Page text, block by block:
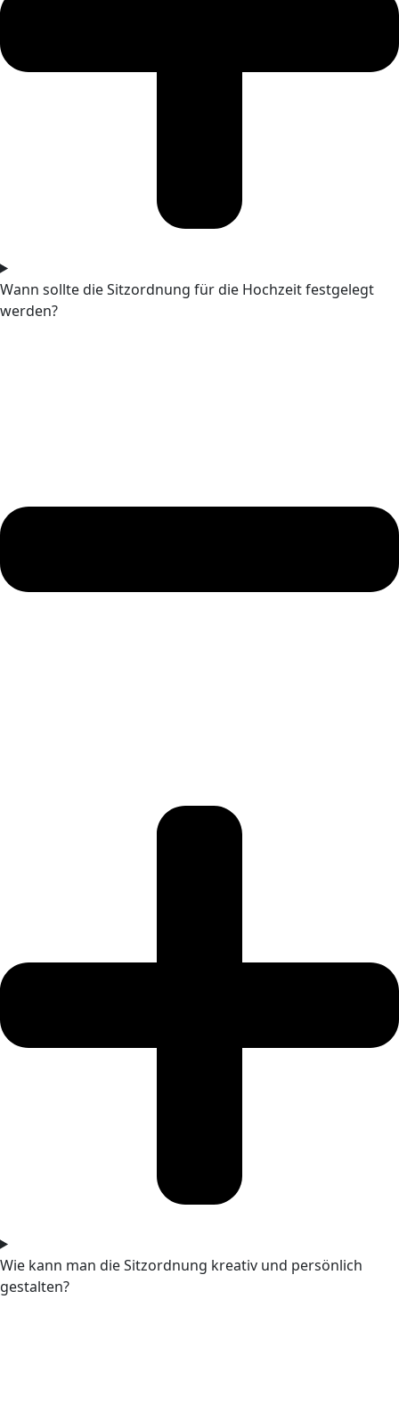
Wann sollte die Sitzordnung für die Hochzeit festgelegt
werden?
Wie kann man die Sitzordnung kreativ und persönlich
gestalten?